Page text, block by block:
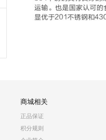
商城相关
正品保证
积分规则